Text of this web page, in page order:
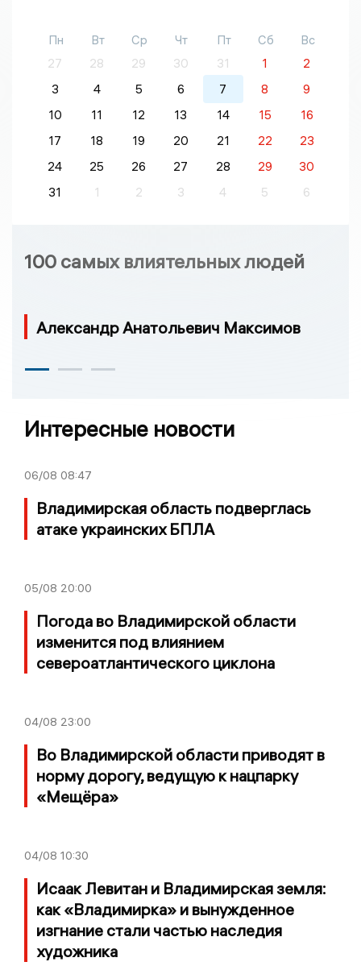
Пн Вт Ср Чт Пт Сб
Вс
27
28 29 30 31 1
2
3
4 5 6 7 8
9
10
11 12 13 14 15
16
17
18 19 20 21 22
23
24
25 26 27 28 29
30
31
1 2 3 4 5 6
100 самых влиятельных людей
Александр Анатольевич Максимов
Интересные новости
06/08 08:47
Владимирская область подверглась
атаке украинских БПЛА
05/08 20:00
Погода во Владимирской области
изменится под влиянием
североатлантического циклона
04/08 23:00
Во Владимирской области приводят в
норму дорогу, ведущую к нацпарку
«Мещёра»
04/08 10:30
Исаак Левитан и Владимирская земля:
как «Владимирка» и вынужденное
изгнание стали частью наследия
художника